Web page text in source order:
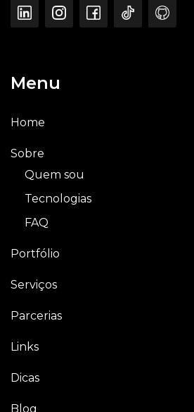
Menu
Home
Sobre
Quem sou
Tecnologias
FAQ
Portfólio
Serviços
Parcerias
Links
Dicas
Blog